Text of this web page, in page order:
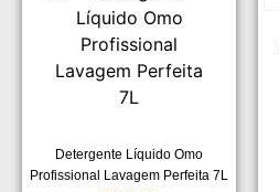
Detergente Líquido Omo
Profissional Lavagem Perfeita 7L